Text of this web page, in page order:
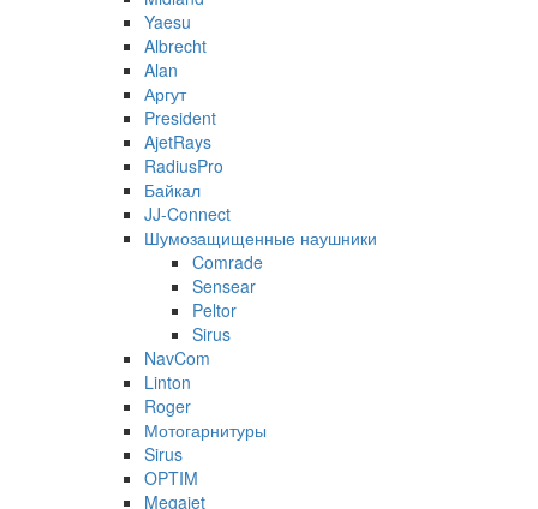
Yaesu
Albrecht
Alan
Аргут
President
AjetRays
RadiusPro
Байкал
JJ-Connect
Шумозащищенные наушники
Comrade
Sensear
Peltor
Sirus
NavCom
Linton
Roger
Мотогарнитуры
Sirus
OPTIM
Megajet